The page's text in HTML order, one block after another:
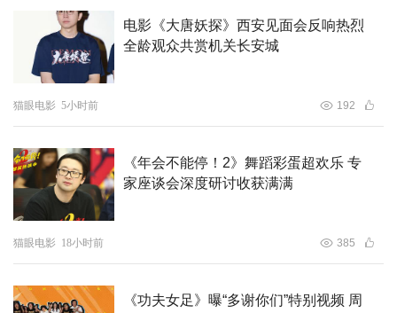
电影《大唐妖探》西安见面会反响热烈
全龄观众共赏机关长安城
猫眼电影 5小时前 192
《年会不能停！2》舞蹈彩蛋超欢乐 专
家座谈会深度研讨收获满满
猫眼电影 18小时前 385
《功夫女足》曝“多谢你们”特别视频 周